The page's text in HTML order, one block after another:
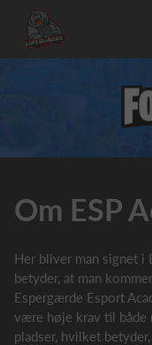
Om ESP
Her bliver man signet i
betyder, at man
Espergærde Esport
være høje krav til både
pladser, hvilket